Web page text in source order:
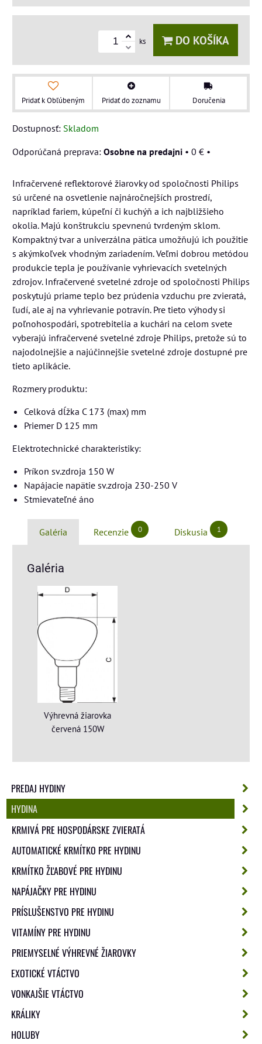
ks DO KOŠÍKA
Pridať k Obľúbeným Pridať do zoznamu Doručenia
Dostupnosť: Skladom
Osobne na predajni • 0 € •
Infračervené reflektorové žiarovky od spoločnosti Philips
sú určené na osvetlenie najnáročnejších prostredí,
napríklad fariem, kúpeľní či kuchýň a ich najbližšieho
okolia. Majú konštrukciu spevnenú tvrdeným sklom.
Kompaktný tvar a univerzálna pätica umožňujú ich použitie
s akýmkoľvek vhodným zariadením. Veľmi dobrou metódou
produkcie tepla je používanie vyhrievacích svetelných
zdrojov. Infračervené svetelné zdroje od spoločnosti Philips
poskytujú priame teplo bez prúdenia vzduchu pre zvieratá,
ľudí, ale aj na vyhrievanie potravín. Pre tieto výhody si
poľnohospodári, spotrebitelia a kuchári na celom svete
vyberajú infračervené svetelné zdroje Philips, pretože sú to
najodolnejšie a najúčinnejšie svetelné zdroje dostupné pre
tieto aplikácie.
Rozmery produktu:
Celková dĺžka C 173 (max) mm
Priemer D 125 mm
Elektrotechnické charakteristiky:
Príkon sv.zdroja 150 W
Napájacie napätie sv.zdroja 230-250 V
Stmievateľné áno
Galéria Recenzie 0 Diskusia 1
Galéria
Výhrevná žiarovka
červená 150W
PREDAJ HYDINY
HYDINA
KRMIVÁ PRE HOSPODÁRSKE ZVIERATÁ
AUTOMATICKÉ KRMÍTKO PRE HYDINU
KRMÍTKO ŽĽABOVÉ PRE HYDINU
NAPÁJAČKY PRE HYDINU
PRÍSLUŠENSTVO PRE HYDINU
VITAMÍNY PRE HYDINU
PRIEMYSELNÉ VÝHREVNÉ ŽIAROVKY
EXOTICKÉ VTÁCTVO
VONKAJŠIE VTÁCTVO
KRÁLIKY
HOLUBY